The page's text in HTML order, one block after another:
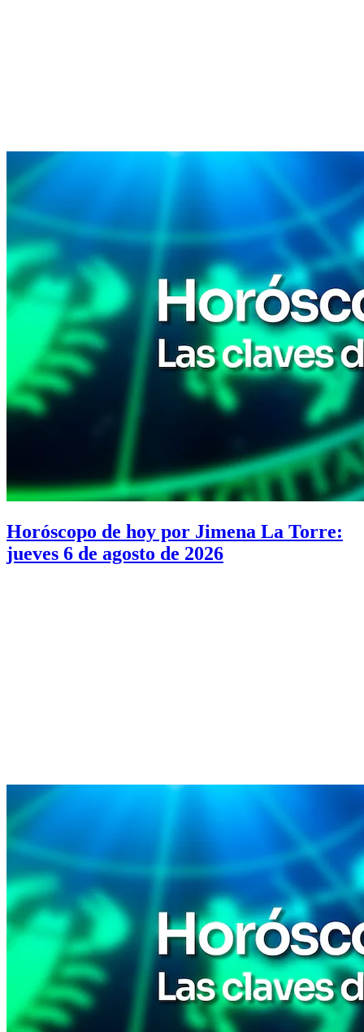
Horóscopo de hoy por Jimena La Torre:
jueves 6 de agosto de 2026